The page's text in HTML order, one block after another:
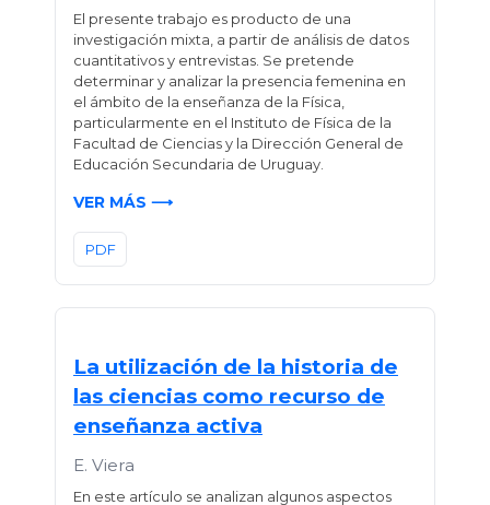
El presente trabajo es producto de una
investigación mixta, a partir de análisis de datos
cuantitativos y entrevistas. Se pretende
determinar y analizar la presencia femenina en
el ámbito de la enseñanza de la Física,
particularmente en el Instituto de Física de la
Facultad de Ciencias y la Dirección General de
Educación Secundaria de Uruguay.
VER MÁS ⟶
PDF
La utilización de la historia de
las ciencias como recurso de
enseñanza activa
E. Viera
En este artículo se analizan algunos aspectos